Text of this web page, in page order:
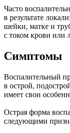
Часто
в результате
шейки, матке и
с током крови или
Симптомы
Воспалительный
в острой,
имеет свои
Острая форма
следующими